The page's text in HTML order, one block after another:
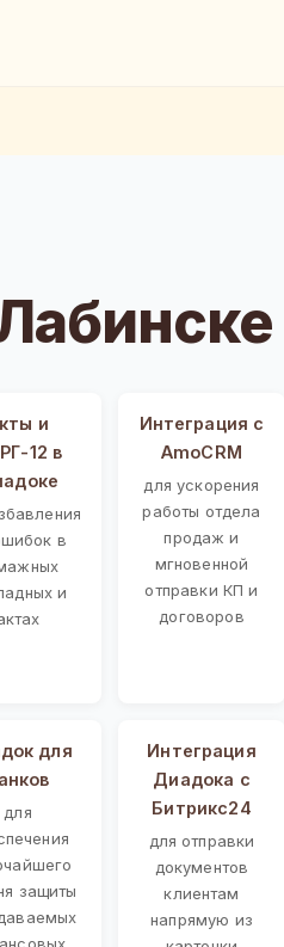
и
12 в
в
и
Интеграция с
AmoCRM
для ускорения
работы отдела
продаж и
мгновенной
отправки КП и
договоров
для
для
защиты
Интеграция
Диадока с
Битрикс24
для отправки
документов
клиентам
напрямую из